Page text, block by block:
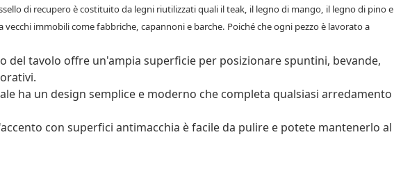
di recupero è costituito da legni riutilizzati quali il teak, il legno di mango, il legno di pino e
immobili come fabbriche, capannoni e barche. Poiché che ogni pezzo è lavorato a
del tavolo offre un'ampia superficie per posizionare spuntini, bevande,
ha un design semplice e moderno che completa qualsiasi arredamento
con superfici antimacchia è facile da pulire e potete mantenerlo al